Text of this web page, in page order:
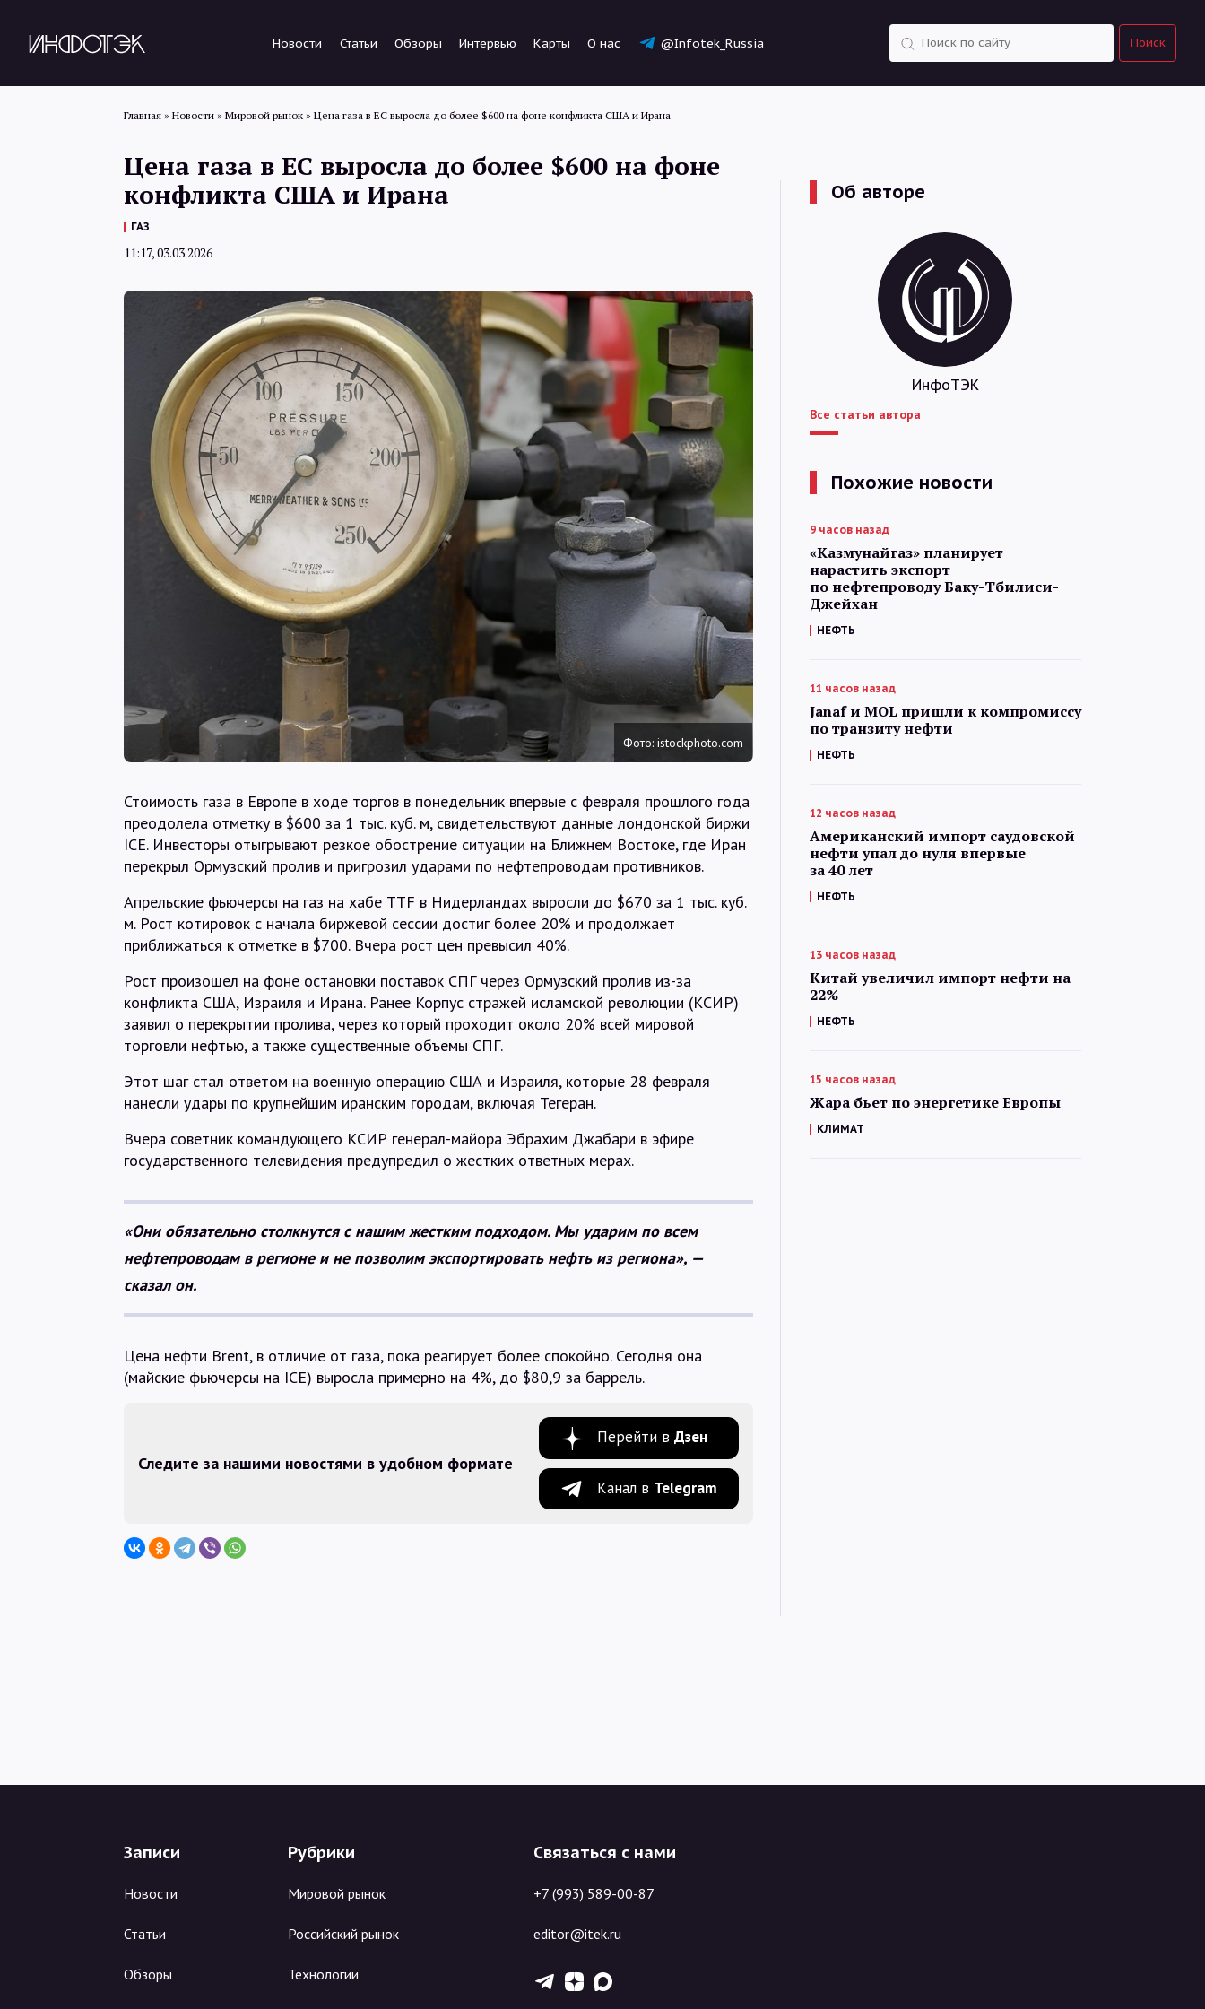
Новости Статьи Обзоры Интервью Карты О нас @Infotek_Russia Поиск
Статьи
Обзоры
Интервью
Карты
О нас
@Infotek_Russia
Главная » Новости » Мировой рынок » Цена газа в ЕС выросла до более $600 на фоне конфликта США и Ирана
Цена газа в ЕС выросла до более $600 на фоне
конфликта США и Ирана
ГАЗ
11:17, 03.03.2026
Фото: istockphoto.com
Стоимость газа в Европе в ходе торгов в понедельник впервые с февраля прошлого года
преодолела отметку в $600 за 1 тыс. куб. м, свидетельствуют данные лондонской биржи
ICE. Инвесторы отыгрывают резкое обострение ситуации на Ближнем Востоке, где Иран
перекрыл Ормузский пролив и пригрозил ударами по нефтепроводам противников.
Апрельские фьючерсы на газ на хабе TTF в Нидерландах выросли до $670 за 1 тыс. куб.
м. Рост котировок с начала биржевой сессии достиг более 20% и продолжает
приближаться к отметке в $700. Вчера рост цен превысил 40%.
Рост произошел на фоне остановки поставок СПГ через Ормузский пролив из-за
конфликта США, Израиля и Ирана. Ранее Корпус стражей исламской революции (КСИР)
заявил о перекрытии пролива, через который проходит около 20% всей мировой
торговли нефтью, а также существенные объемы СПГ.
Этот шаг стал ответом на военную операцию США и Израиля, которые 28 февраля
нанесли удары по крупнейшим иранским городам, включая Тегеран.
Вчера советник командующего КСИР генерал-майора Эбрахим Джабари в эфире
государственного телевидения предупредил о жестких ответных мерах.
«Они обязательно столкнутся с нашим жестким подходом. Мы ударим по всем
нефтепроводам в регионе и не позволим экспортировать нефть из региона», —
сказал он.
Цена нефти Brent, в отличие от газа, пока реагирует более спокойно. Сегодня она
(майские фьючерсы на ICE) выросла примерно на 4%, до $80,9 за баррель.
Следите за нашими новостями в удобном формате
Перейти в Дзен
Канал в Telegram
Об авторе
ИнфоТЭК
Все статьи автора
Похожие новости
9 часов назад
«Казмунайгаз» планирует
нарастить экспорт
по нефтепроводу Баку-Тбилиси-
Джейхан
НЕФТЬ
11 часов назад
Janaf и MOL пришли к компромиссу
по транзиту нефти
НЕФТЬ
12 часов назад
Американский импорт саудовской
нефти упал до нуля впервые
за 40 лет
НЕФТЬ
13 часов назад
Китай увеличил импорт нефти на
22%
НЕФТЬ
15 часов назад
Жара бьет по энергетике Европы
КЛИМАТ
Записи
Новости
Статьи
Обзоры
Рубрики
Мировой рынок
Российский рынок
Технологии
Связаться с нами
+7 (993) 589-00-87
editor@itek.ru
T Z X